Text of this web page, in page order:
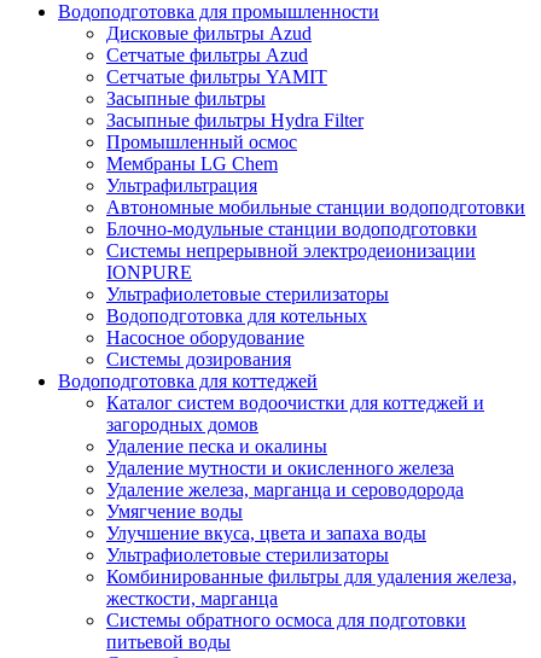
Водоподготовка для промышленности
Дисковые фильтры Azud
Сетчатые фильтры Azud
Сетчатые фильтры YAMIT
Засыпные фильтры
Засыпные фильтры Hydra Filter
Промышленный осмос
Мембраны LG Chem
Ультрафильтрация
Автономные мобильные станции водоподготовки
Блочно-модульные станции водоподготовки
Системы непрерывной электродеионизации
IONPURE
Ультрафиолетовые стерилизаторы
Водоподготовка для котельных
Насосное оборудование
Системы дозирования
Водоподготовка для коттеджей
Каталог систем водоочистки для коттеджей и
загородных домов
Удаление песка и окалины
Удаление мутности и окисленного железа
Удаление железа, марганца и сероводорода
Умягчение воды
Улучшение вкуса, цвета и запаха воды
Ультрафиолетовые стерилизаторы
Комбинированные фильтры для удаления железа,
жесткости, марганца
Системы обратного осмоса для подготовки
питьевой воды